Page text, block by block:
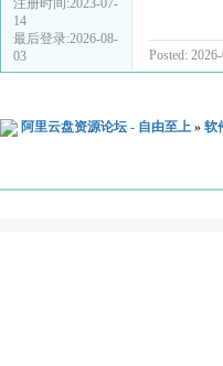
14
最后登录:2026-08-
03
Posted:
阿里云盘资源论坛 - 自由至上 » 软